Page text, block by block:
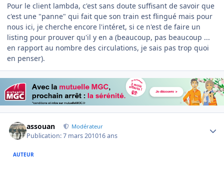
Pour le client lambda, c'est sans doute suffisant de savoir que
c'est une "panne" qui fait que son train est flingué mais pour
nous ici, je cherche encore l'intéret, si ce n'est de faire un
listing pour prouver qu'il y en a (beaucoup, pas beaucoup ...
en rapport au nombre des circulations, je sais pas trop quoi
en penser).
assouan Modérateur
Publication:7 mars 201016 ans
AUTEUR